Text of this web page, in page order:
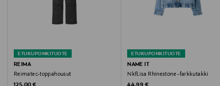
ETUKUPONKITUOTE
REIMA
Reimatec-toppahousut
Original Price
ETUKUPONKITUOTE
NAME IT
NkfLisa Rhinestone -farkkutakki
Original Price